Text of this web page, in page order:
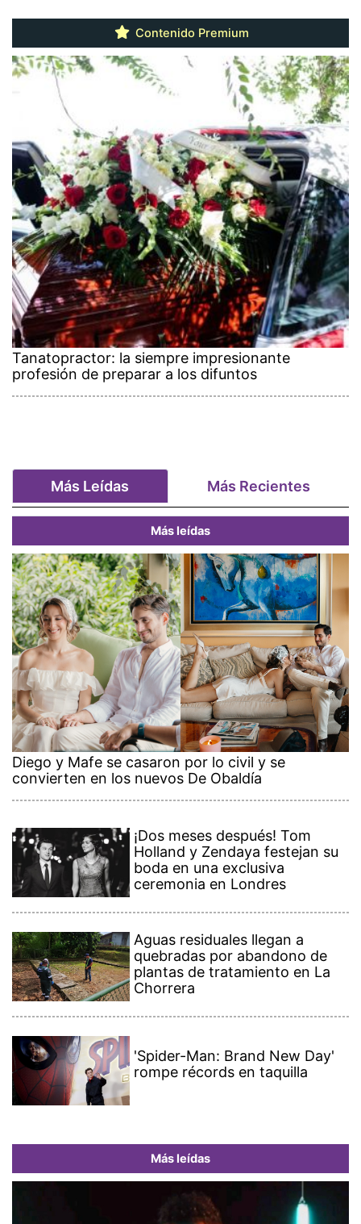
Contenido Premium
Tanatopractor: la siempre impresionante
profesión de preparar a los difuntos
Más Leídas Más Recientes
Más leídas
Diego y Mafe se casaron por lo civil y se
convierten en los nuevos De Obaldía
¡Dos meses después! Tom
Holland y Zendaya festejan su
boda en una exclusiva
ceremonia en Londres
Aguas residuales llegan a
quebradas por abandono de
plantas de tratamiento en La
Chorrera
'Spider-Man: Brand New Day'
rompe récords en taquilla
Más leídas